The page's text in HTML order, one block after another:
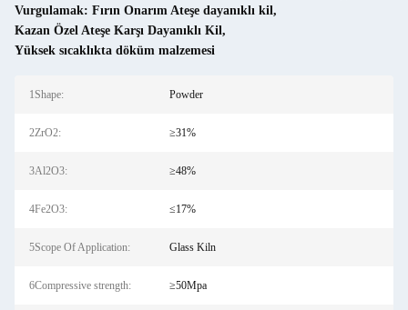
Vurgulamak: Fırın Onarım Ateşe dayanıklı kil,
Kazan Özel Ateşe Karşı Dayanıklı Kil,
Yüksek sıcaklıkta döküm malzemesi
1Shape: Powder
2ZrO2: ≥31%
3Al2O3: ≥48%
4Fe2O3: ≤17%
5Scope Of Application: Glass Kiln
6Compressive strength: ≥50Mpa